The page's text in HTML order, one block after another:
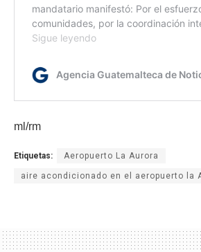
ml/rm
Etiquetas: Aeropuerto La Aurora
aire acondicionado en el aeropuerto la